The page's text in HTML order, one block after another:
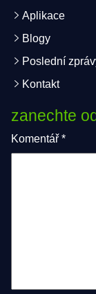
Aplikace
Blogy
Poslední
Kontakt
zanechte
Komentář *